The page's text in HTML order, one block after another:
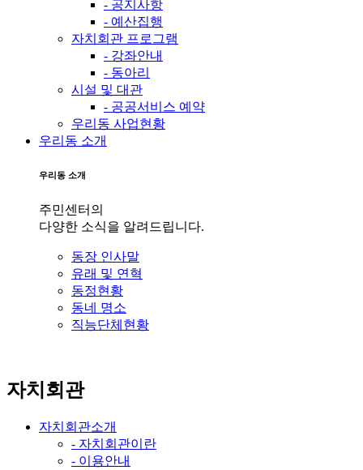
- 공지사항
- 예산집행
자치회관 프로그램
- 강좌안내
- 동아리
시설 및 대관
- 공공서비스 예약
우리동 사업현황
우리동 소개
우리동 소개
주민센터의
다양한 소식을 알려드립니다.
동장 인사말
유래 및 연혁
동정현황
동네 명소
직능단체현황
자치회관
자치회관소개
- 자치회관이란
- 이용안내